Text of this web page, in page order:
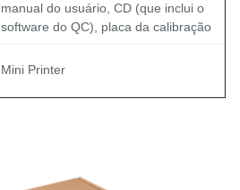
manual do usuário, CD (que inclui o
software do QC), placa da calibração
Mini Printer